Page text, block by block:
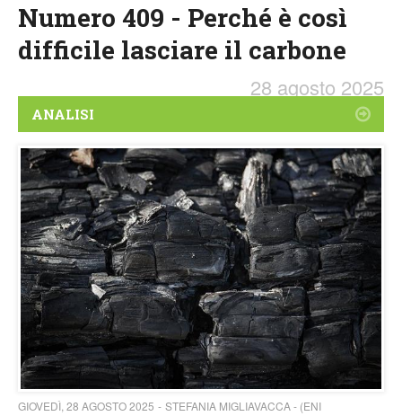
Numero 409 - Perché è così
difficile lasciare il carbone
28 agosto 2025
ANALISI
GIOVEDÌ, 28 AGOSTO 2025
STEFANIA MIGLIAVACCA - (ENI